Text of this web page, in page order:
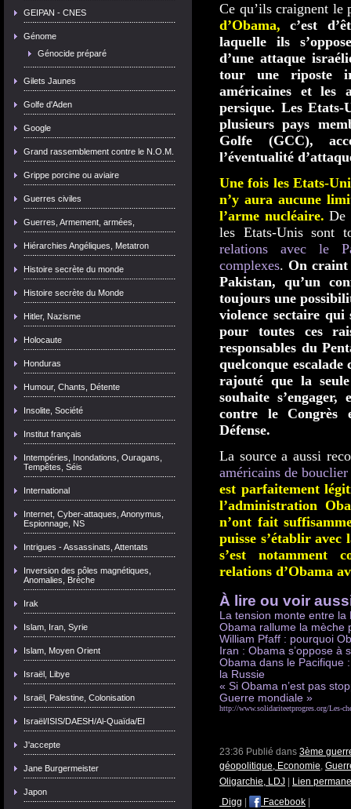
GEIPAN - CNES
Génome
Génocide préparé
Gilets Jaunes
Golfe d'Aden
Google
Grand rassemblement contre le N.O.M.
Grippe porcine ou aviaire
Guerres civiles
Guerres, Armement, armées,
Hiérarchies Angéliques, Metatron
Histoire secrète du monde
Histoire secrète du Monde
Hitler, Nazisme
Holocaute
Honduras
Humour, Chants, Détente
Insolite, Société
Institut français
Intempéries, Inondations, Ouragans,
Tempêtes, Séis
International
Internet, Cyber-attaques, Anonymus,
Espionnage, NS
Intrigues - Assassinats, Attentats
Inversion des pôles magnétiques,
Anomalies, Brèche
Irak
Islam, Iran, Syrie
Islam, Moyen Orient
Israël, Libye
Israël, Palestine, Colonisation
Israël/ISIS/DAESH/Al-Quaïda/EI
J'accepte
Jane Burgermeister
Japon
Ce qu’ils craignent le
d’Obama,c’est
laquelle ils
d’une attaque
tour une riposte
américaines et les
persique. Les Etats-
plusieurs pays
Golfe (GCC),
l’éventualité
Une fois les Etats-
n’y aura aucune
l’arme nucléaire. De
les Etats-Unis sont
relations avec le
complexes. On craint
Pakistan, qu’un
toujours une
violence sectaire qui
pour toutes ces
responsables du
quelconque
rajouté que la
souhaite
contre le Congrès
Défense.
La source a aussi
américains de
est parfaitement
l’administration
n’ont fait
puisse s’établir
s’est notamment
relations d’Obama
À lire ou voir
La tension monte entre la
Obama rallume la mèche
William Pfaff : pourquoi
Iran : Obama s’oppose
Obama dans le Pacifique
la Russie
« Si Obama n’est pas
Guerre mondiale »
http://www.solidariteetprogres.org/Les-
23:36 Publié dans 3ème
géopolitique, Economie,
Oligarchie, LDJ
Lien
Digg
Facebook